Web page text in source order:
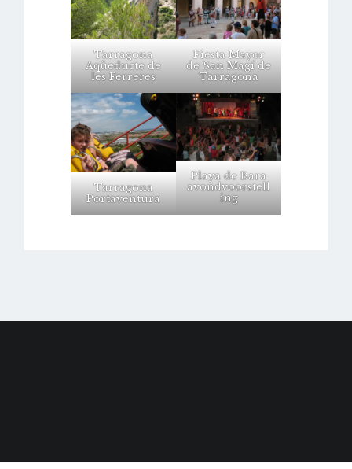
Tarragona
Aqüeducte de
les Ferreres
Fiesta Mayor
de San Magí de
Tarragona
Tarragona
Portaventura
Playa de Bara
avondvoorstell
ing